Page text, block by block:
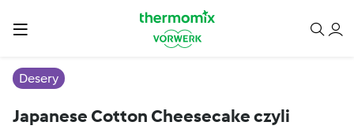
Desery
Japanese Cotton Cheesecake czyli